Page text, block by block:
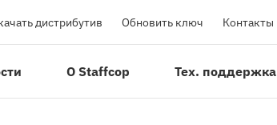
дистрибутив Обновить ключ Контакты
О Staffcop Тех. поддержка